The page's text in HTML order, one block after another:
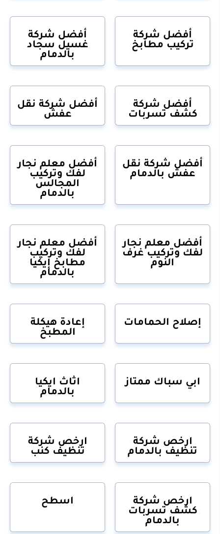
أفضل شركة
تركيب مطابخ
أفضل شركة
غسيل سجاد
بالدمام
أفضل شركة
كشف تسربات
أفضل شركة نقل
عفش
أفضل شركة نقل
عفش بالدمام
أفضل معلم نجار
لفك وتركيب
المجالس
بالدمام
أفضل معلم نجار
لفك وتركيب غرف
النوم
أفضل معلم نجار
لفك وتركيب
مطابخ إيكيا
بالدمام
إصلاح الحمامات
إعادة هيكلة
المطبخ
ابي سباك ممتاز
اثاث ايكيا
بالدمام
ارخص شركة
تنظيف بالدمام
ارخص شركة
تنظيف كنب
ارخص شركة
كشف تسربات
بالدمام
اسطح